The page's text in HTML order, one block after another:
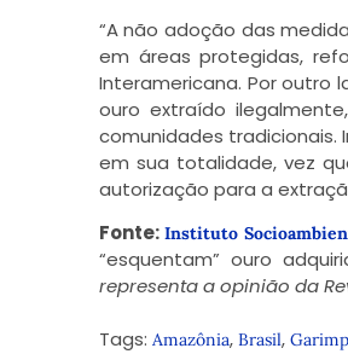
“A não adoção das
em áreas protegidas,
Interamericana. Por outro
ouro extraído
comunidades tradicionais.
em sua totalidade, vez
autorização para a
Fonte: Instituto
“esquentam” ouro
representa a opinião da
Tags: Amazônia, Brasil,